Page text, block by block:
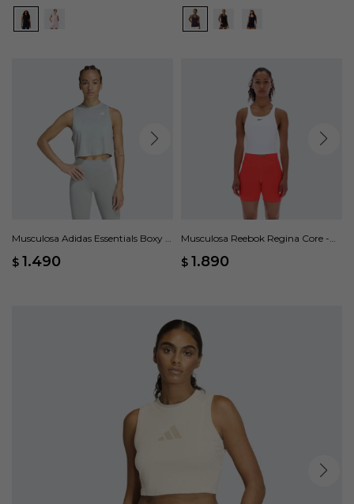
Musculosa Adidas Essentials Boxy -
$ 1.490
Musculosa Reebok Regina Core -
$ 1.890